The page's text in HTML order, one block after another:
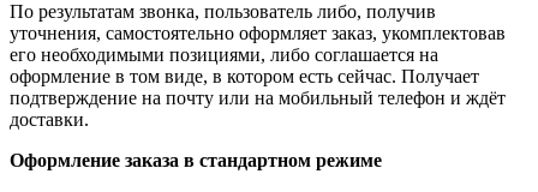
По результатам звонка, пользователь либо, получив
уточнения, самостоятельно оформляет заказ, укомплектовав
его необходимыми позициями, либо соглашается на
оформление в том виде, в котором есть сейчас. Получает
подтверждение на почту или на мобильный телефон и ждёт
доставки.
Оформление заказа в стандартном режиме